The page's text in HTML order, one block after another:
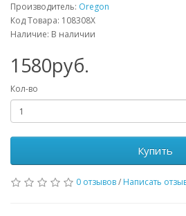
Производитель: Oregon
Код Товара: 108308X
Наличие: В наличии
1580руб.
Кол-во
Купить
0 отзывов/ Написать